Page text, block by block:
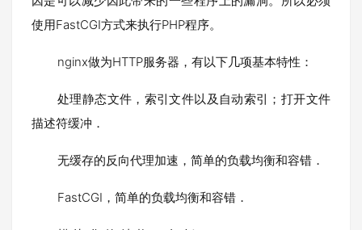
使用FastCGI方式来执行PHP程序。
nginx做为HTTP服务器，有以下几项基本特性：
处理静态文件，索引文件以及自动索引；打开文件
描述符缓冲．
无缓存的反向代理加速，简单的负载均衡和容错．
FastCGI，简单的负载均衡和容错．